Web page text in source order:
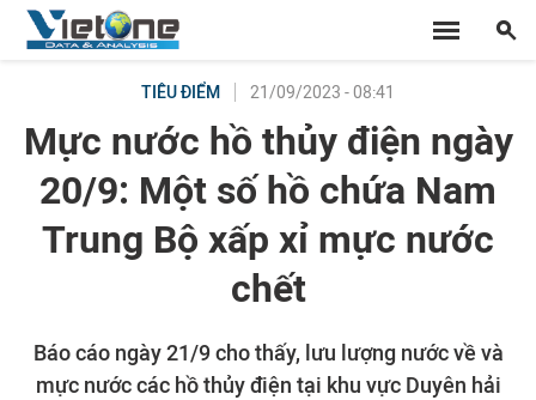
TIÊU ĐIỂM 21/09/2023 - 08:41
Mực nước hồ thủy điện ngày
20/9: Một số hồ chứa Nam
Trung Bộ xấp xỉ mực nước
chết
Báo cáo ngày 21/9 cho thấy, lưu lượng nước về và
mực nước các hồ thủy điện tại khu vực Duyên hải